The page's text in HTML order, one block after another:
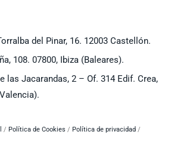
del Pinar, 16. 12003 Castellón.
108. 07800, Ibiza (Baleares).
las Jacarandas, 2 – Of. 314 Edif. Crea,
/ Política de Cookies / Política de privacidad /